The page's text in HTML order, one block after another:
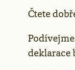
Čtete
deklarace